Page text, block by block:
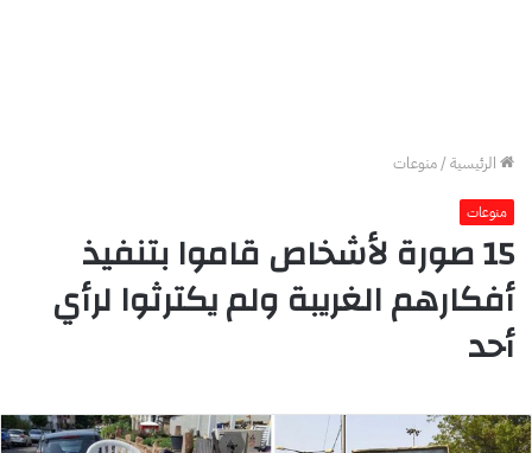
الرئيسية/منوعات
منوعات
15 صورة لأشخاص قاموا بتنفيذ
أفكارهم الغريبة ولم يكترثوا لرأي
أحد